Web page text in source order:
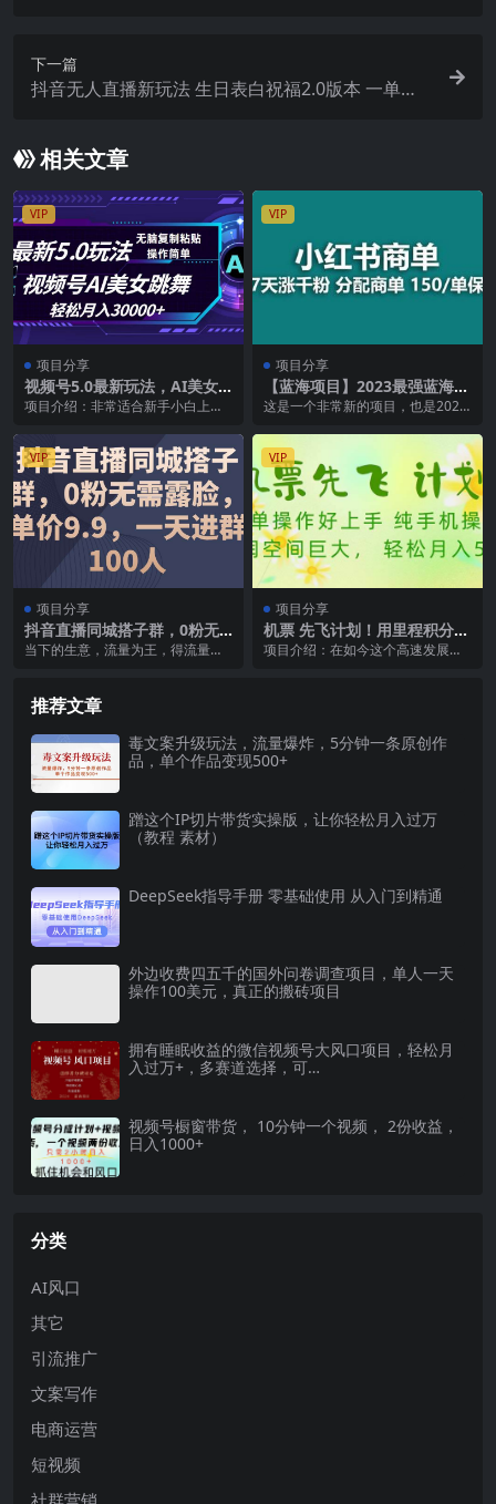
下一篇
抖音无人直播新玩法 生日表白祝福2.0版本 一单利
相关文章
VIP
项目分享
视频号5.0最新玩法，AI美女
跳舞，轻松月入30000+
项目介绍：非常适合新手小白上手
池巨大，复制粘贴即可...
VIP
项目分享
【蓝海项目】2023最强蓝海项
目，小红书商单项目，没有之
这是一个非常新的项目，也是2023
蓝海的项目，没...
VIP
项目分享
抖音直播同城搭子群，0粉无
需露脸，单价9.9，一天进群1
当下的生意，流量为王，得流量者
VIP
项目分享
机票 先飞计划！用里程积分
兑换机票售卖赚差价 纯手机操
项目介绍：在如今这个高速发展的
推荐文章
毒文案升级玩法，流量爆炸，5分钟一条原创作
品，单个作品变现500+
蹭这个IP切片带货实操版，让你轻松月入过万
（教程 素材）
DeepSeek指导手册 零基础使用 从入门到精通
外边收费四五千的国外问卷调查项目，单人一天
操作100美元，真正的搬砖项目
拥有睡眠收益的微信视频号大风口项目，轻松月
入过万+，多赛道选择，可…
视频号橱窗带货， 10分钟一个视频， 2份收益，
日入1000+
分类
AI风口
其它
引流推广
文案写作
电商运营
短视频
社群营销